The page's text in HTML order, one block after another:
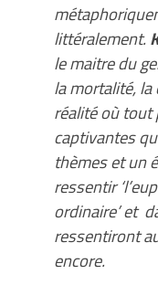
littéralement.
le maitre du
la mortalité, la
réalité où tout
captivantes
thèmes et un
ressentir
ordinaire’ et
ressentiront
encore.